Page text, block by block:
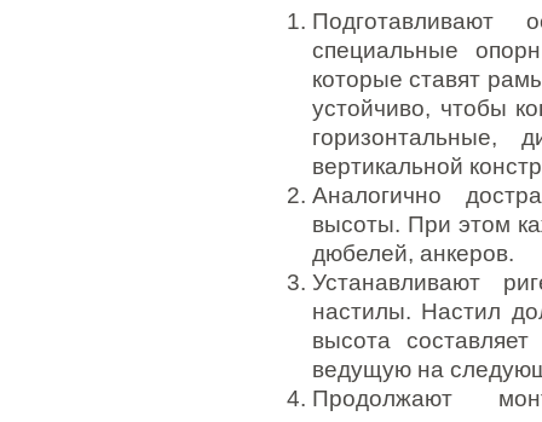
Подготавливают
специальные
которые ставят
устойчиво, чтобы
горизонтальные,
вертикальной
Аналогично
высоты. При этом
дюбелей, анкеров.
Устанавливают
настилы. Настил
высота
ведущую на
Продолжают